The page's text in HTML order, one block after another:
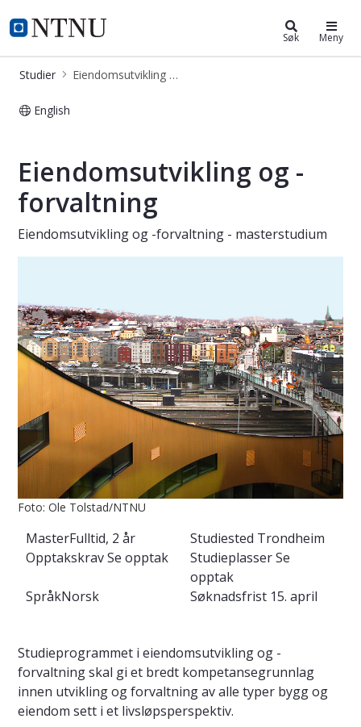
NTNU Hjemmeside
Eiendomsutvikling og -forvaltning
Søk Meny
Studier Eiendomsutvikling og -forvaltning - master
English
Eiendomsutvikling og -
forvaltning
Eiendomsutvikling og -forvaltning - masterstudium
Foto: Ole Tolstad/NTNU
MasterFulltid, 2 år Studiested Trondheim
OpptakskravSe opptak StudieplasserSe
opptak
SpråkNorsk Søknadsfrist 15. april
Studieprogrammet i eiendomsutvikling og -
forvaltning skal gi et bredt kompetansegrunnlag
innen utvikling og forvaltning av alle typer bygg og
eiendom sett i et livsløpsperspektiv.